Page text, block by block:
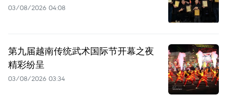
03/08/2026 04:08
第九届越南传统武术国际节开幕之夜
精彩纷呈
03/08/2026 03:34